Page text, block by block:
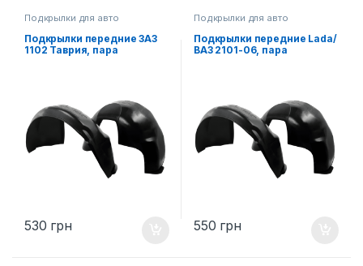
Подкрылки для авто
Подкрылки передние ЗАЗ
1102 Таврия, пара
530 грн
Подкрылки для авто
Подкрылки передние Lada/
ВАЗ 2101-06, пара
550 грн